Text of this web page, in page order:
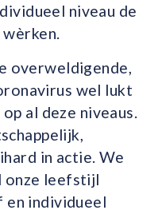
niveau de
overweldigende,
wel lukt
al deze niveaus.
in actie. We
onze leefstijl
en individueel